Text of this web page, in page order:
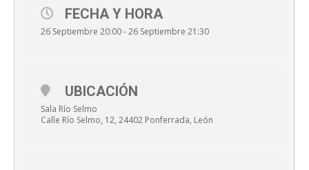
FECHA Y HORA
26 Septiembre 20:00 - 26 Septiembre 21:30
UBICACIÓN
Sala Río Selmo
Calle Río Selmo, 12, 24402 Ponferrada, León